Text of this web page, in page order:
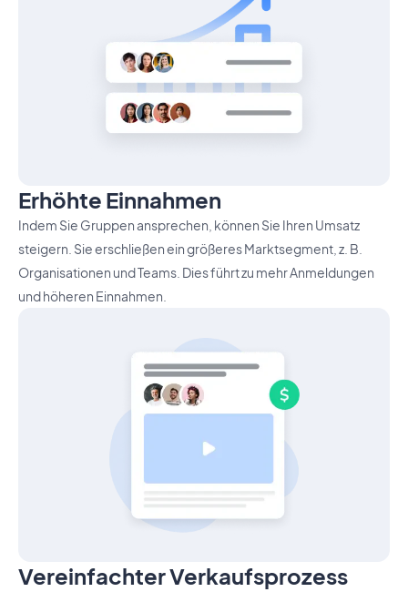
Erhöhte Einnahmen
Indem Sie Gruppen ansprechen, können Sie Ihren Umsatz
steigern. Sie erschließen ein größeres Marktsegment, z. B.
Organisationen und Teams. Dies führt zu mehr Anmeldungen
und höheren Einnahmen.
Vereinfachter Verkaufsprozess